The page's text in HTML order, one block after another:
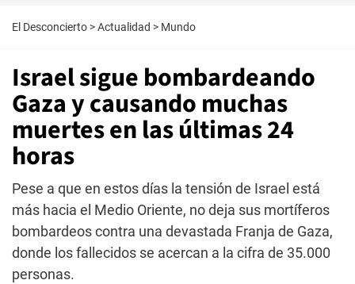
El Desconcierto >Actualidad > Mundo
Israel sigue bombardeando
Gaza y causando muchas
muertes en las últimas 24
horas
Pese a que en estos días la tensión de Israel está
más hacia el Medio Oriente, no deja sus mortíferos
bombardeos contra una devastada Franja de Gaza,
donde los fallecidos se acercan a la cifra de 35.000
personas.